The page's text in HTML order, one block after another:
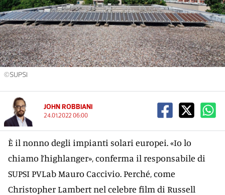
©SUPSI
JOHN ROBBIANI
24.01.2022 06:00
È il nonno degli impianti solari europei. «Io lo
chiamo l’highlanger», conferma il responsabile di
SUPSI PVLab Mauro Caccivio. Perché, come
Christopher Lambert nel celebre film di Russell